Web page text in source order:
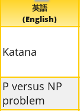
英語
(English)
Katana
P versus NP
problem